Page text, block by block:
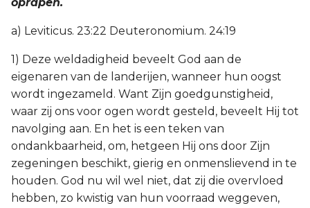
a) Leviticus. 23:22 Deuteronomium. 24:19
1) Deze weldadigheid beveelt God aan de
eigenaren van de landerijen, wanneer hun oogst
wordt ingezameld. Want Zijn goedgunstigheid,
waar zij ons voor ogen wordt gesteld, beveelt Hij tot
navolging aan. En het is een teken van
ondankbaarheid, om, hetgeen Hij ons door Zijn
zegeningen beschikt, gierig en onmenslievend in te
houden. God nu wil wel niet, dat zij die overvloed
hebben, zo kwistig van hun voorraad weggeven,